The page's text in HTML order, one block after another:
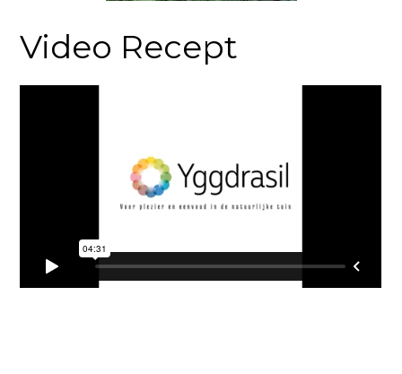
Video Recept